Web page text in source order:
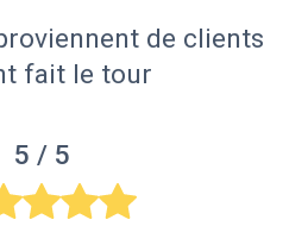
de clients
fait le tour
5 / 5